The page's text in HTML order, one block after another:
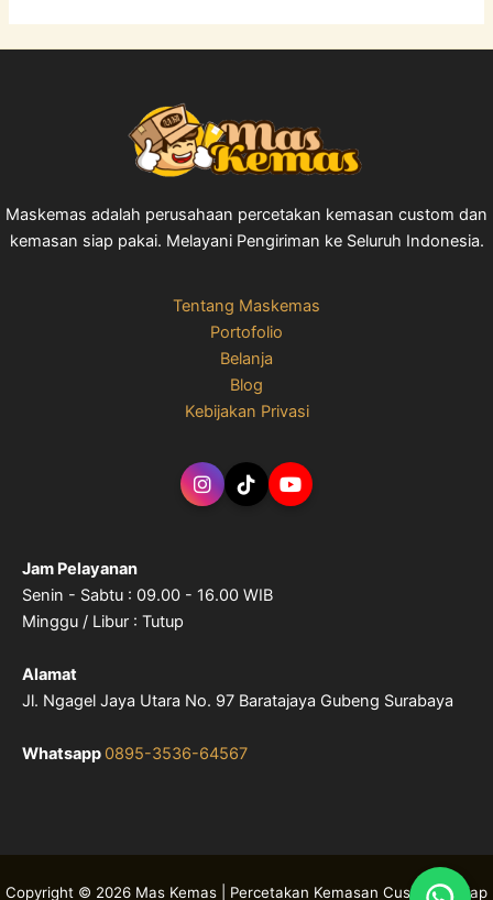
Maskemas adalah perusahaan percetakan kemasan custom dan
kemasan siap pakai. Melayani Pengiriman ke Seluruh Indonesia.
Tentang Maskemas
Portofolio
Belanja
Blog
Kebijakan Privasi
Jam Pelayanan
Senin - Sabtu : 09.00 - 16.00 WIB
Minggu / Libur : Tutup
Alamat
Jl. Ngagel Jaya Utara No. 97 Baratajaya Gubeng Surabaya
Whatsapp 0895-3536-64567
Copyright © 2026 Mas Kemas | Percetakan Kemasan Custom & Siap